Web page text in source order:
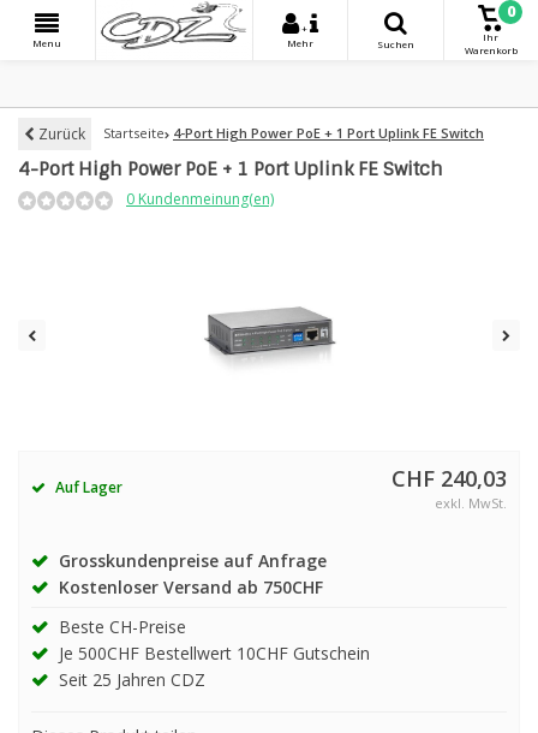
Menu
+
Mehr
Suchen
0
Ihr
Warenkorb
Zurück Startseite 4-Port High Power PoE + 1 Port Uplink FE Switch
4-Port High Power PoE + 1 Port Uplink FE Switch
0 Kundenmeinung(en)
Auf Lager CHF 240,03
exkl. MwSt.
Grosskundenpreise auf Anfrage
Kostenloser Versand ab 750CHF
Beste CH-Preise
Je 500CHF Bestellwert 10CHF Gutschein
Seit 25 Jahren CDZ